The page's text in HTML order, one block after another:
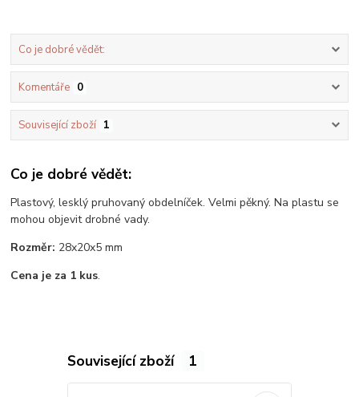
Co je dobré vědět:
Komentáře 0
Související zboží 1
Co je dobré vědět:
Plastový, lesklý pruhovaný obdelníček. Velmi pěkný. Na plastu se
mohou objevit drobné vady.
Rozměr: 28x20x5 mm
Cena je za 1 kus.
Související zboží 1